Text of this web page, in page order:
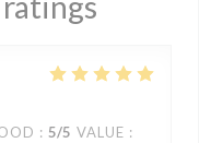
: 5/5 VALUE :